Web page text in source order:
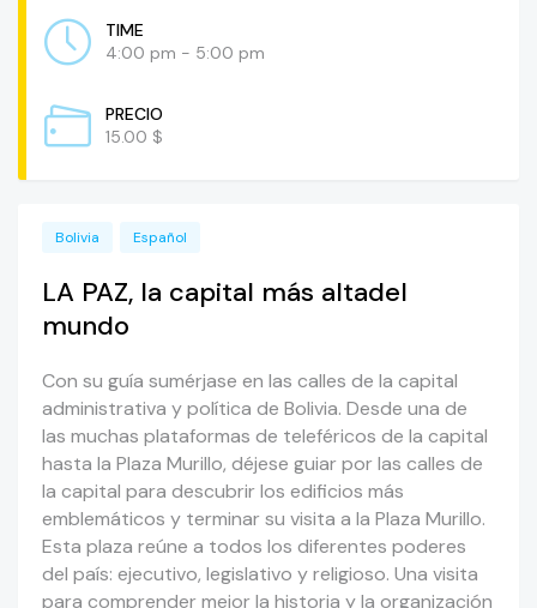
TIME
4:00 pm - 5:00 pm
PRECIO
15.00 $
Bolivia Español
LA PAZ, la capital más altadel
mundo
Con su guía sumérjase en las calles de la capital
administrativa y política de Bolivia. Desde una de
las muchas plataformas de teleféricos de la capital
hasta la Plaza Murillo, déjese guiar por las calles de
la capital para descubrir los edificios más
emblemáticos y terminar su visita a la Plaza Murillo.
Esta plaza reúne a todos los diferentes poderes
del país: ejecutivo, legislativo y religioso. Una visita
para comprender mejor la historia y la organización